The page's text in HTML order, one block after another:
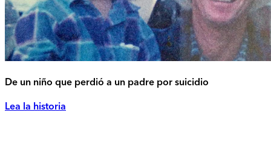
De un niño que perdió a un padre por suicidio
Lea la historia